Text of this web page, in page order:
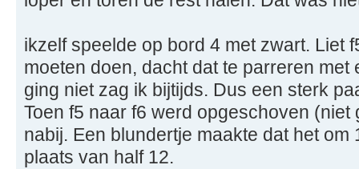
ikzelf speelde op bord 4 met zwart. Liet
moeten doen, dacht dat te parreren met
ging niet zag ik bijtijds. Dus een sterk
Toen f5 naar f6 werd opgeschoven
nabij. Een blundertje maakte dat het om
plaats van half 12.